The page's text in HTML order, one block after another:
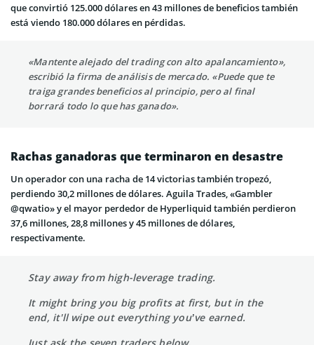
que convirtió 125.000 dólares en 43 millones de beneficios también
está viendo 180.000 dólares en pérdidas.
«Mantente alejado del trading con alto apalancamiento»,
escribió la firma de análisis de mercado. «Puede que te
traiga grandes beneficios al principio, pero al final
borrará todo lo que has ganado».
Rachas ganadoras que terminaron en desastre
Un operador con una racha de 14 victorias también tropezó,
perdiendo 30,2 millones de dólares. Aguila Trades, «Gambler
@qwatio» y el mayor perdedor de Hyperliquid también perdieron
37,6 millones, 28,8 millones y 45 millones de dólares,
respectivamente.
Stay away from high-leverage trading.
It might bring you big profits at first, but in the
end, it'll wipe out everything you’ve earned.
Just ask the seven traders below.